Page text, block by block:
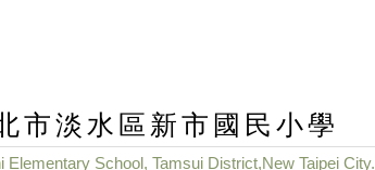
市淡水區新市國民小學
Elementary School, Tamsui District,New Taipei City.